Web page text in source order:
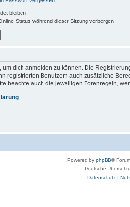
bleiben
Status während dieser Sitzung verbergen
um dich anmelden zu können. Die
registrierten Benutzern auch zusätzliche
beachte auch die jeweiligen Forenregeln,
Powered by phpBB®
Deutsche
Datenschutz|